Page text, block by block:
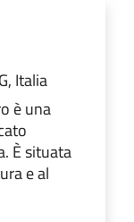
Italia
è una
È situata
e al